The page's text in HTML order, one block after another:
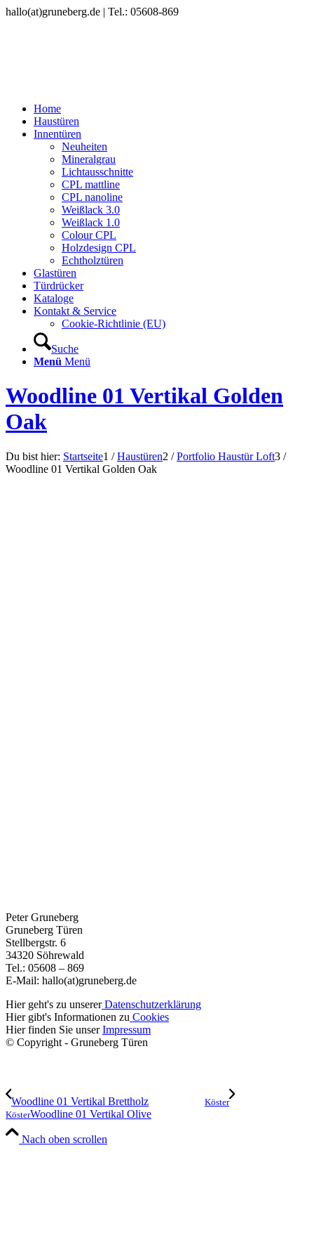
hallo(at)gruneberg.de | Tel.: 05608-869
Home
Haustüren
Innentüren
Neuheiten
Mineralgrau
Lichtausschnitte
CPL mattline
CPL nanoline
Weißlack 3.0
Weißlack 1.0
Colour CPL
Holzdesign CPL
Echtholztüren
Glastüren
Türdrücker
Kataloge
Kontakt & Service
Cookie-Richtlinie (EU)
Suche
Menü Menü
Woodline 01 Vertikal Golden
Oak
Du bist hier: Startseite1 / Haustüren2 / Portfolio Haustür Loft3 /
Woodline 01 Vertikal Golden Oak
Peter Gruneberg
Gruneberg Türen
Stellbergstr. 6
34320 Söhrewald
Tel.: 05608 – 869
E-Mail: hallo(at)gruneberg.de
Hier geht's zu unsererDatenschutzerklärung
Hier gibt's Informationen zu Cookies
Hier finden Sie unserImpressum
© Copyright - Gruneberg Türen
Woodline 01 Vertikal Brettholz
Köster
KösterWoodline 01 Vertikal Olive
Nach oben scrollen